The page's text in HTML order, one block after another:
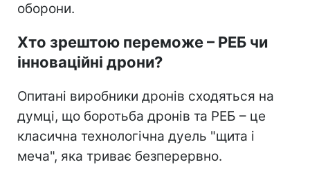
оборони.
Хто зрештою переможе – РЕБ чи
інноваційні дрони?
Опитані виробники дронів сходяться на
думці, що боротьба дронів та РЕБ – це
класична технологічна дуель "щита і
меча", яка триває безперервно.